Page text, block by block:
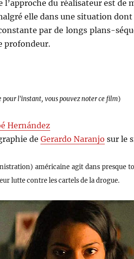
l’approche du réalisateur est de
elle dans une situation dont
par de longs plans-
profondeur.
pour l'instant, vous pouvez noter ce film)
Hernández
deGerardo Naranjo sur le
américaine agit dans presque
lutte contre les cartels de la drogue.